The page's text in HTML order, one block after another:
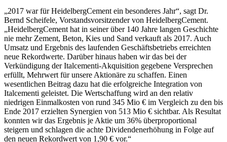
„2017 war für HeidelbergCement ein besonderes Jahr“, sagt Dr.
Bernd Scheifele, Vorstandsvorsitzender von HeidelbergCement.
„HeidelbergCement hat in seiner über 140 Jahre langen Geschichte
nie mehr Zement, Beton, Kies und Sand verkauft als 2017. Auch
Umsatz und Ergebnis des laufenden Geschäftsbetriebs erreichten
neue Rekordwerte. Darüber hinaus haben wir das bei der
Verkündigung der Italcementi-Akquisition gegebene Versprechen
erfüllt, Mehrwert für unsere Aktionäre zu schaffen. Einen
wesentlichen Beitrag dazu hat die erfolgreiche Integration von
Italcementi geleistet. Die Wertschaffung wird an den relativ
niedrigen Einmalkosten von rund 345 Mio € im Vergleich zu den bis
Ende 2017 erzielten Synergien von 513 Mio € sichtbar. Als Resultat
konnten wir das Ergebnis je Aktie um 36% überproportional
steigern und schlagen die achte Dividendenerhöhung in Folge auf
den neuen Rekordwert von 1,90 € vor.“